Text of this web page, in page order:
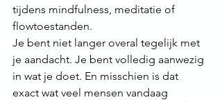
tijdens mindfulness, meditatie of
flowtoestanden.
Je bent niet langer overal tegelijk met
je aandacht. Je bent volledig aanwezig
in wat je doet. En misschien is dat
exact wat veel mensen vandaag